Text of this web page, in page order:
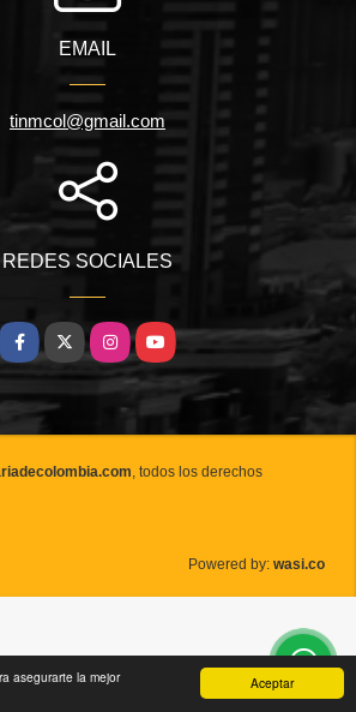
Aceptar
asegurarte la mejor
EMAIL
tinmcol@gmail.com
REDES SOCIALES
Facebook
X InstagramYouTube
, todos los derechos
Powered by: wasi.co